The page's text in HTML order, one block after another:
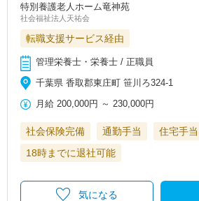
特別養護老人ホーム竜神苑
社会福祉法人天祐会
転職支援サービス経由
管理栄養士・栄養士 / 正職員
千葉県 香取郡東庄町 笹川ろ324-1
月給 200,000円 ～ 230,000円
社会保険完備 通勤手当 住宅手当
18時までに退社可能
気になる